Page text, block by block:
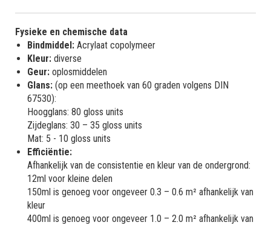
Fysieke en chemische data
Bindmiddel: Acrylaat copolymeer
Kleur: diverse
Geur: oplosmiddelen
Glans: (op een meethoek van 60 graden volgens DIN
67530):
Hoogglans: 80 gloss units
Zijdeglans: 30 – 35 gloss units
Mat: 5 - 10 gloss units
Efficiëntie:
Afhankelijk van de consistentie en kleur van de ondergrond:
12ml voor kleine delen
150ml is genoeg voor ongeveer 0.3 – 0.6 m² afhankelijk van
kleur
400ml is genoeg voor ongeveer 1.0 – 2.0 m² afhankelijk van